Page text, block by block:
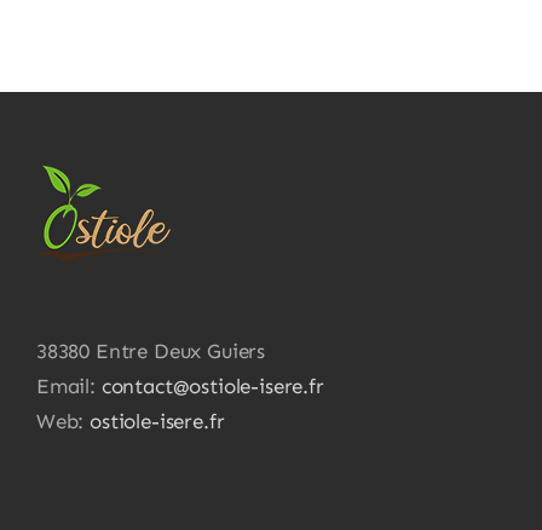
38380 Entre Deux Guiers
Email: contact@ostiole-isere.fr
Web: ostiole-isere.fr